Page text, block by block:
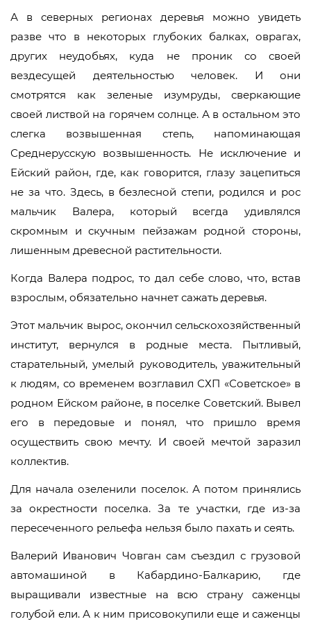
А в северных регионах деревья можно увидеть
разве что в некоторых глубоких балках, оврагах,
других неудобьях, куда не проник со своей
вездесущей деятельностью человек. И они
смотрятся как зеленые изумруды, сверкающие
своей листвой на горячем солнце. А в остальном это
слегка возвышенная степь, напоминающая
Среднерусскую возвышенность. Не исключение и
Ейский район, где, как говорится, глазу зацепиться
не за что. Здесь, в безлесной степи, родился и рос
мальчик Валера, который всегда удивлялся
скромным и скучным пейзажам родной стороны,
лишенным древесной растительности.
Когда Валера подрос, то дал себе слово, что, встав
взрослым, обязательно начнет сажать деревья.
Этот мальчик вырос, окончил сельскохозяйственный
институт, вернулся в родные места. Пытливый,
старательный, умелый руководитель, уважительный
к людям, со временем возглавил СХП «Советское» в
родном Ейском районе, в поселке Советский. Вывел
его в передовые и понял, что пришло время
осуществить свою мечту. И своей мечтой заразил
коллектив.
Для начала озеленили поселок. А потом принялись
за окрестности поселка. За те участки, где из-за
пересеченного рельефа нельзя было пахать и сеять.
Валерий Иванович Човган сам съездил с грузовой
автомашиной в Кабардино-Балкарию, где
выращивали известные на всю страну саженцы
голубой ели. А к ним присовокупили еще и саженцы